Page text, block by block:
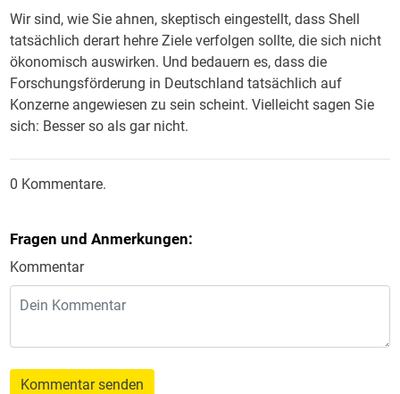
Wir sind, wie Sie ahnen, skeptisch eingestellt, dass Shell
tatsächlich derart hehre Ziele verfolgen sollte, die sich nicht
ökonomisch auswirken. Und bedauern es, dass die
Forschungsförderung in Deutschland tatsächlich auf
Konzerne angewiesen zu sein scheint. Vielleicht sagen Sie
sich: Besser so als gar nicht.
0 Kommentare.
Fragen und Anmerkungen:
Kommentar
Kommentar senden